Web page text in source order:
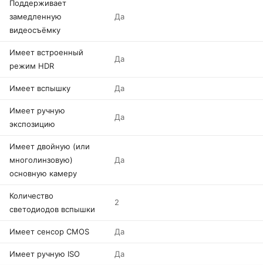
Поддерживает
замедленную
видеосъёмку
Да
Имеет встроенный
режим HDR
Да
Имеет вспышку Да
Имеет ручную
экспозицию
Да
Имеет двойную (или
многолинзовую)
основную камеру
Да
Количество
светодиодов вспышки
2
Имеет сенсор CMOS Да
Имеет ручную ISO Да